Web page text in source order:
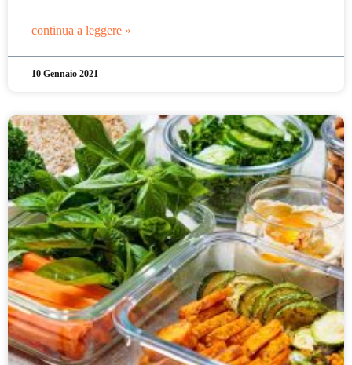
continua a leggere »
10 Gennaio 2021